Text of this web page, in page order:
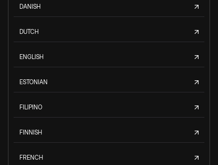
DANISH
DUTCH
ENGLISH
ESTONIAN
FILIPINO
FINNISH
FRENCH